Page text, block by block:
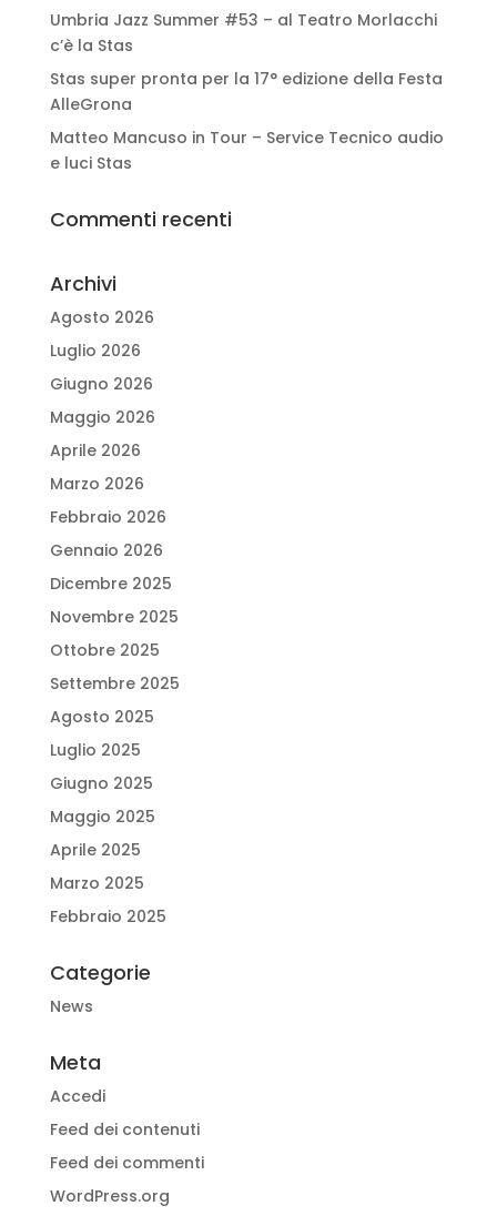
Umbria Jazz Summer #53 – al Teatro Morlacchi
c’è la Stas
Stas super pronta per la 17° edizione della Festa
AlleGrona
Matteo Mancuso in Tour – Service Tecnico audio
e luci Stas
Commenti recenti
Archivi
Agosto 2026
Luglio 2026
Giugno 2026
Maggio 2026
Aprile 2026
Marzo 2026
Febbraio 2026
Gennaio 2026
Dicembre 2025
Novembre 2025
Ottobre 2025
Settembre 2025
Agosto 2025
Luglio 2025
Giugno 2025
Maggio 2025
Aprile 2025
Marzo 2025
Febbraio 2025
Categorie
News
Meta
Accedi
Feed dei contenuti
Feed dei commenti
WordPress.org